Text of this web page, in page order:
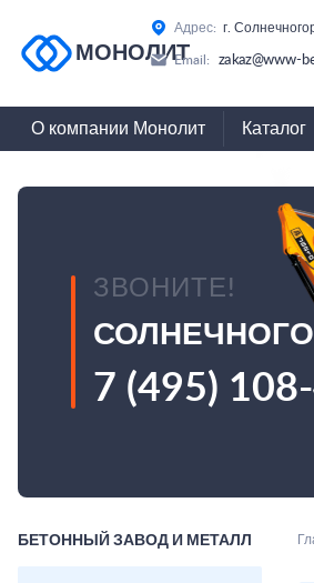
МОНОЛИТ
Адрес: г.
Email: zakaz@www-
О компании Монолит Каталог
ЗВОНИТЕ!
7 (495)
БЕТОННЫЙ ЗАВОД И МЕТАЛЛ